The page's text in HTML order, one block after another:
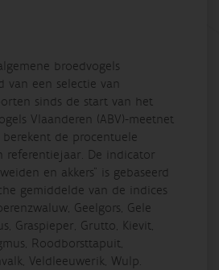
broedvogels
van een selectie van
sinds de start van het
Vlaanderen (ABV)-meetnet
berekent de procentuele
referentiejaar. De indicator
en akkers” is gebaseerd
gemiddelde van de indices
Geelgors, Gele
Graspieper, Grutto, Kievit,
Roodborsttapuit,
Veldleeuwerik, Wulp.